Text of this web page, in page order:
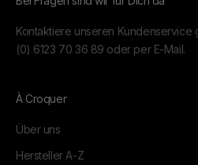
Kontaktiere unseren Kundenservice
(0) 6123 70 36 89 oder per E-Mail.
À Croquer
Über uns
Hersteller A-Z